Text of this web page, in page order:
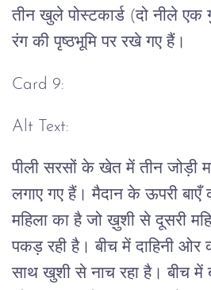
तीन खुले पोस्टकार्ड (दो नीले एक
रंग की पृष्ठभूमि पर रखे गए हैं।
Card 9:
Alt Text:
पीली सरसों के खेत में तीन
लगाए गए हैं। मैदान के ऊपरी
महिला का है जो ख़ुशी से दूसरी
पकड़ रही है। बीच में दाहिनी
साथ खुशी से नाच रहा है। बीच में